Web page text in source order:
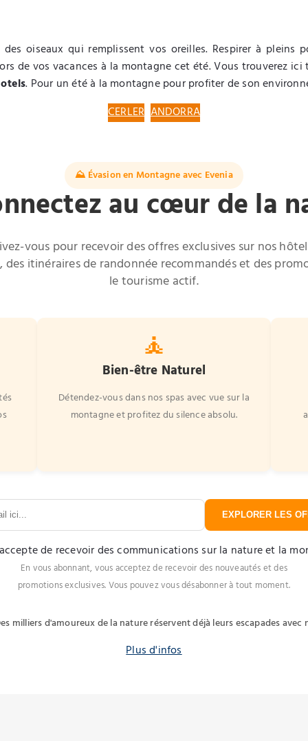
oiseaux qui remplissent vos oreilles. Respirer à pleins
de vos vacances à la montagne cet été. Vous trouverez
. Pour un été à la montagne pour profiter de son
CERLER ANDORRA
⛰️ Évasion en Montagne avec Evenia
au cœur de la
vous pour recevoir des offres exclusives sur nos
des itinéraires de randonnée recommandés et des
le tourisme actif.
🧘
Bien-être Naturel
Détendez-vous dans nos spas avec vue sur la
montagne et profitez du silence absolu.
EXPLORER LES
de recevoir des communications sur la nature et la
En vous abonnant, vous acceptez de recevoir des nouveautés et des
promotions exclusives. Vous pouvez vous désabonner à tout moment.
milliers d'amoureux de la nature réservent déjà leurs escapades avec
Plus d'infos